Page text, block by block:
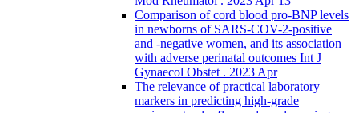
Comparison of cord blood pro-BNP levels
in newborns of SARS-COV-2-positive
and -negative women, and its association
with adverse perinatal outcomes Int J
Gynaecol Obstet . 2023 Apr
The relevance of practical laboratory
markers in predicting high-grade